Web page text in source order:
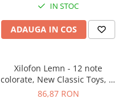
IN STOC
ADAUGA IN COS
Xilofon Lemn - 12 note
colorate, New Classic Toys, 1-
2 ani +
86,87 RON